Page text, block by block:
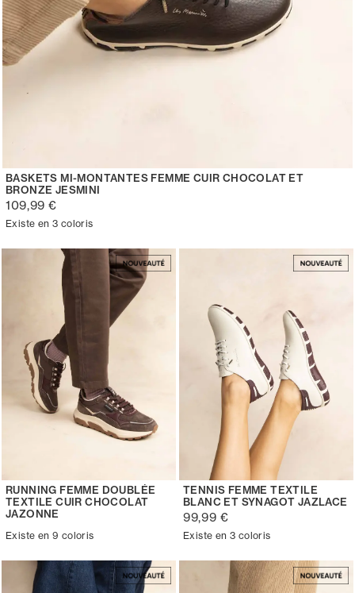
BASKETS MI-MONTANTES FEMME CUIR CHOCOLAT ET
BRONZE JESMINI
109,99 €
Existe en 3 coloris
RUNNING FEMME DOUBLÉE
TEXTILE CUIR CHOCOLAT
JAZONNE
Existe en 9 coloris
TENNIS FEMME TEXTILE
BLANC ET SYNAGOT JAZLACE
99,99 €
Existe en 3 coloris